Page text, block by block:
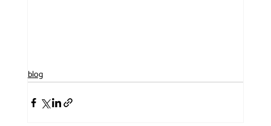
blog